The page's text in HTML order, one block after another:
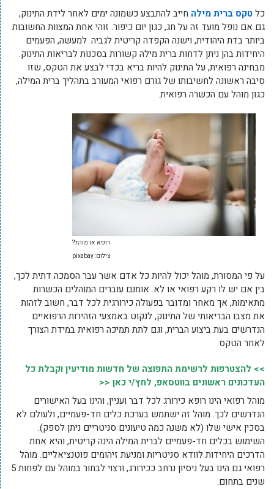
כלטקס ברית מילה חייב להתבצע כשמונה ימים לאחר לידת התינוק,
גם אם נופל מועד זה על חג, כגון יום כיפור. זוהי אחת המצוות החשובות
ביותר בדת היהודית, וישנה הקפדה קריטית לגביה. למעשה, הפעמים
היחידות בהן ניתן לדחות ברית מילה קשורות בסכנות לבריאות התינוק.
מבחינה רפואית, על התינוק להיות בריא בכדי לבצע את הטקס, שזו
סיבה ראשונה לחשיבותו של גורם רפואי המעורב בתהליך ברית המילה,
כגון מוהל עם הכשרה רפואית.
רופא או מוהל?
צילום: pixabay
על פי המסורת, מוהל יכול להיות כל אדם אשר עבר הסמכה דתית לכך,
בין אם יש לו רקע רפואי או לא. אומנם עוברים המוהלים הכשרות
מתאימות, אך מאחר ומדובר בפעולה כירורגית לכל דבר, חשוב לזהות
את מצבו הבריאותי של התינוק, לנקוט באמצעי הזהירות הרפואיים
הנדרשים בעת ביצוע הברית, וגם לתת תמיכה רפואית במידת הצורך
לאחר הטקס.
>> להצטרפות לרשימת התפוצה של חדשות מודיעין וקבלת כל
העדכונים ראשונים בווטסאפ, לחץ/י כאן <<
מוהל רפואי הינו רופא כירורג לכל דבר ועניין, והינו בעל האישורים
הנדרשים לכך. מוהל זה ישתמש בערכת כלים חד-פעמיים, ולעולם לא
בסכין אישי שלו (לא משנה כמה טיעונים סניטריים ניתן לספק).
השימוש בכלים חד-פעמיים לברית המילה הינה קריטית, והיא אחת
הדרכים היחידות לוודא סניטריות ומניעת זיהומים פוטנציאליים. מוהל
רפואי גם הינו בעל ניסיון נרחב ככירורג, ורצוי לבחור במוהל עם לפחות 5
שנים בתחום.